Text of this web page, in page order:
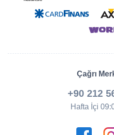
Çağrı
+90 212
Hafta İçi